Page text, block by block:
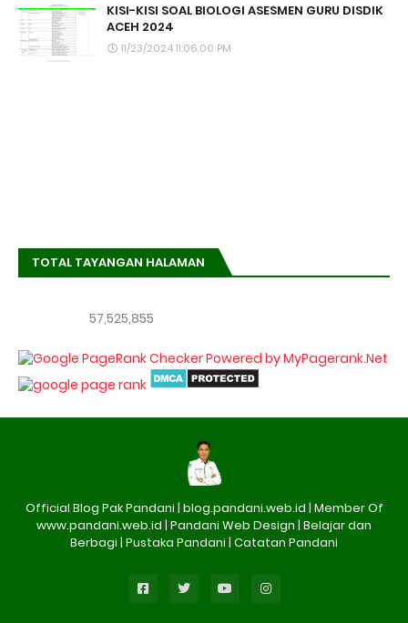
KISI-KISI SOAL BIOLOGI ASESMEN GURU DISDIK
ACEH 2024
11/23/2024 11:06:00 PM
TOTAL TAYANGAN HALAMAN
57,525,855
Official Blog Pak Pandani | blog.pandani.web.id | Member Of
www.pandani.web.id | Pandani Web Design | Belajar dan
Berbagi | Pustaka Pandani | Catatan Pandani